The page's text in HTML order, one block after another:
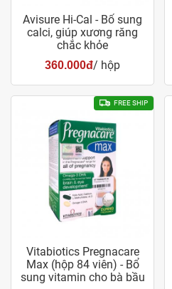
Avisure Hi-Cal - Bổ sung
calci, giúp xương răng
chắc khỏe
360.000đ/ hộp
FREE SHIP
Vitabiotics Pregnacare
Max (hộp 84 viên) - Bổ
sung vitamin cho bà bầu